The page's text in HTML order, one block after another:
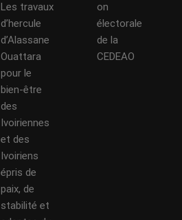
Les travaux
d’hercule
d’Alassane
Ouattara
pour le
bien-être
des
Ivoiriennes
et des
Ivoiriens
épris de
paix, de
stabilité et
on
électorale
de la
CEDEAO